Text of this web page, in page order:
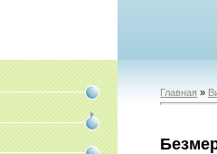
Главная »